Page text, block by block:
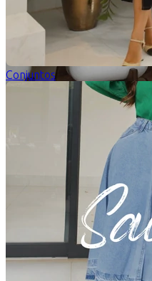
Conjuntos